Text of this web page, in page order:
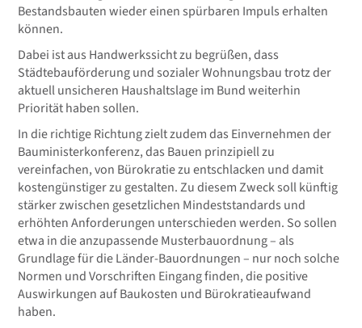
Bestandsbauten wieder einen spürbaren Impuls erhalten
können.
Dabei ist aus Handwerkssicht zu begrüßen, dass
Städtebauförderung und sozialer Wohnungsbau trotz der
aktuell unsicheren Haushaltslage im Bund weiterhin
Priorität haben sollen.
In die richtige Richtung zielt zudem das Einvernehmen der
Bauministerkonferenz, das Bauen prinzipiell zu
vereinfachen, von Bürokratie zu entschlacken und damit
kostengünstiger zu gestalten. Zu diesem Zweck soll künftig
stärker zwischen gesetzlichen Mindeststandards und
erhöhten Anforderungen unterschieden werden. So sollen
etwa in die anzupassende Musterbauordnung – als
Grundlage für die Länder-Bauordnungen – nur noch solche
Normen und Vorschriften Eingang finden, die positive
Auswirkungen auf Baukosten und Bürokratieaufwand
haben.